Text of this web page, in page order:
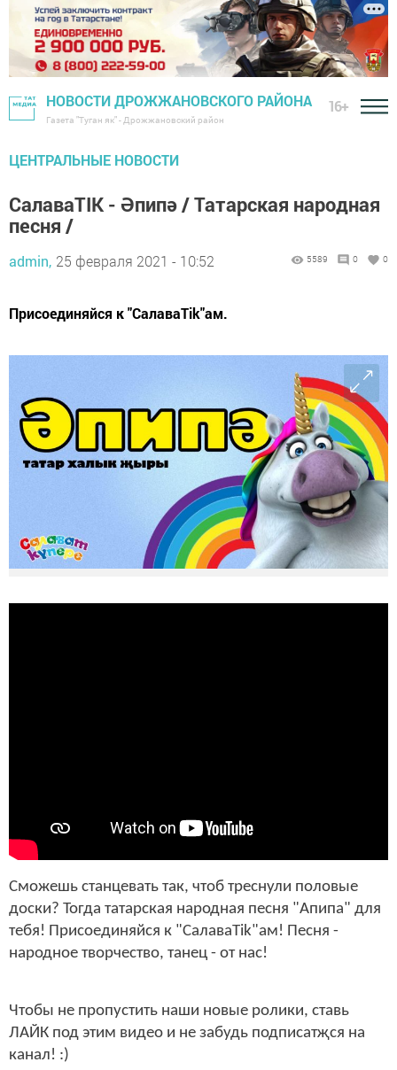
НОВОСТИ ДРОЖЖАНОВСКОГО РАЙОНА
Газета "Туган як" - Дрожжановский район
16+
ЦЕНТРАЛЬНЫЕ НОВОСТИ
СалаваTIK - Әпипә / Татарская народная
песня /
admin, 25 февраля 2021 - 10:52 5589 0 0
Присоединяйся к "СалаваTik"ам.
Сможешь станцевать так, чтоб треснули половые
доски? Тогда татарская народная песня "Апипа" для
тебя! Присоединяйся к "СалаваTik"ам! Песня -
народное творчество, танец - от нас!
Чтобы не пропустить наши новые ролики, ставь
ЛАЙК под этим видео и не забудь подписатҗся на
канал! :)